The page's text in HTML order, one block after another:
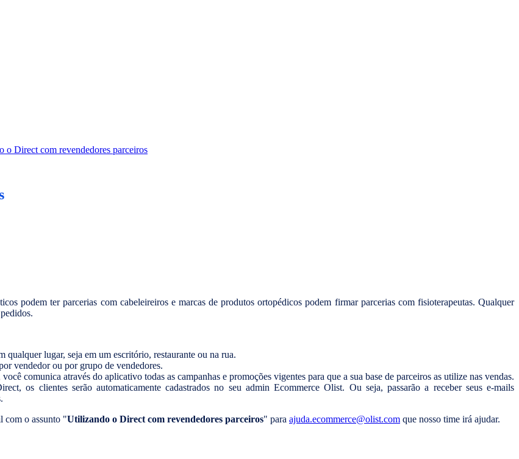
o Direct com revendedores parceiros
podem ter parcerias com cabeleireiros e marcas de produtos ortopédicos podem firmar parcerias com fisioterapeutas. Qualquer
qualquer lugar, seja em um escritório, restaurante ou na rua.
vendedor ou por grupo de vendedores.
comunica através do aplicativo todas as campanhas e promoções vigentes para que a sua base de parceiros as utilize nas vendas.
os clientes serão automaticamente cadastrados no seu admin Ecommerce Olist. Ou seja, passarão a receber seus e-mails
com o assunto "Utilizando o Direct com revendedores parceiros" para ajuda.ecommerce@olist.com que nosso time irá ajudar.